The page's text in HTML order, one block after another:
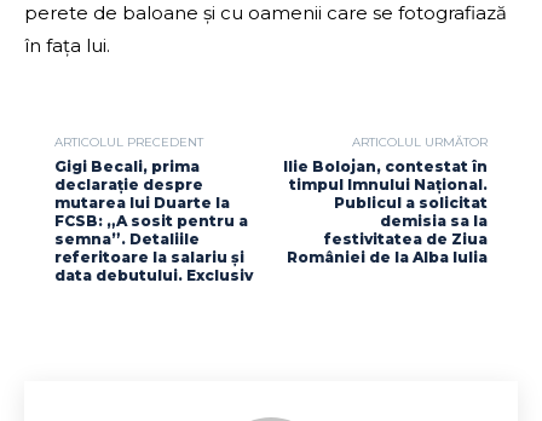
perete de baloane și cu oamenii care se fotografiază
în fața lui.
ARTICOLUL PRECEDENT
Gigi Becali, prima
declarație despre
mutarea lui Duarte la
FCSB: „A sosit pentru a
semna”. Detaliile
referitoare la salariu și
data debutului. Exclusiv
ARTICOLUL URMĂTOR
Ilie Bolojan, contestat în
timpul Imnului Național.
Publicul a solicitat
demisia sa la
festivitatea de Ziua
României de la Alba Iulia